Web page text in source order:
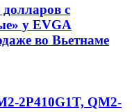
с
у EVGA
во Вьетнаме
2P410G1T, QM2-